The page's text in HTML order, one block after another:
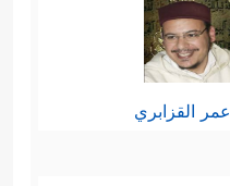
عمر القزابري